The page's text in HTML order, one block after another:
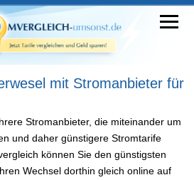
mit Stromanbieter für
Stromanbieter, die miteinander um
und daher günstigere Stromtarife
können Sie den günstigsten
Wechsel dorthin gleich online auf